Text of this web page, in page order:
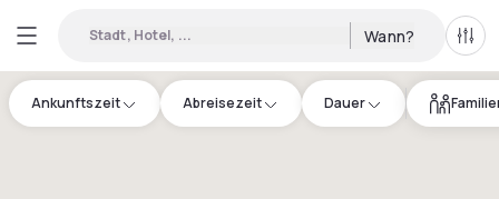
Stadt, Hotel, ... Wann? Alle
Ankunftszeit Abreisezeit Dauer